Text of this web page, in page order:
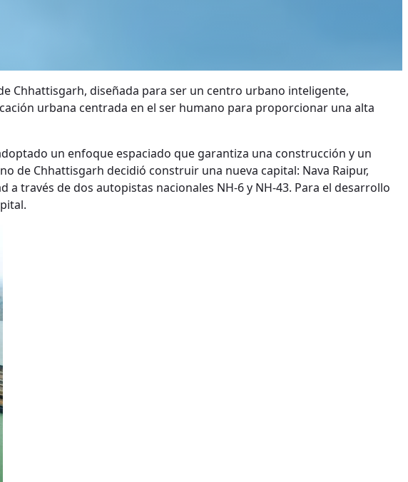
Chhattisgarh, diseñada para ser un centro urbano inteligente,
urbana centrada en el ser humano para proporcionar una alta
un enfoque espaciado que garantiza una construcción y un
de Chhattisgarh decidió construir una nueva capital: Nava Raipur,
través de dos autopistas nacionales NH-6 y NH-43. Para el desarrollo